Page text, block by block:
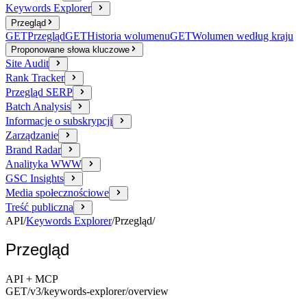
Keywords Explorer
Przegląd
GETPrzeglądGETHistoria wolumenuGETWolumen według kraju
Proponowane słowa kluczowe
Site Audit
Rank Tracker
Przegląd SERP
Batch Analysis
Informacje o subskrypcji
Zarządzanie
Brand Radar
Analityka WWW
GSC Insights
Media społecznościowe
Treść publiczna
API/Keywords Explorer/Przegląd/
Przegląd
API + MCP
GET/v3/keywords-explorer/overview